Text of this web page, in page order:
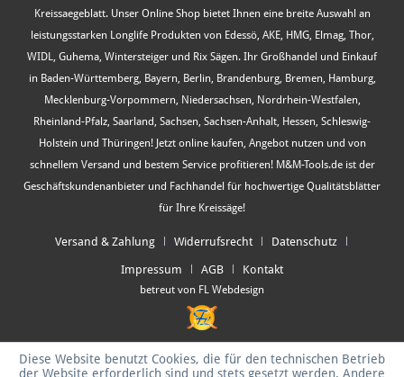
Kreissaegeblatt. Unser Online Shop bietet Ihnen eine breite Auswahl an
leistungsstarken Longlife Produkten von Edessö, AKE, HMG, Elmag, Thor,
WIDL, Guhema, Wintersteiger und Rix Sägen. Ihr Großhandel und Einkauf
in Baden-Württemberg, Bayern, Berlin, Brandenburg, Bremen, Hamburg,
Mecklenburg-Vorpommern, Niedersachsen, Nordrhein-Westfalen,
Rheinland-Pfalz, Saarland, Sachsen, Sachsen-Anhalt, Hessen, Schleswig-
Holstein und Thüringen! Jetzt online kaufen, Angebot nutzen und von
schnellem Versand und bestem Service profitieren! M&M-Tools.de ist der
Geschäftskundenanbieter und Fachhandel für hochwertige Qualitätsblätter
für Ihre Kreissäge!
Versand & Zahlung Widerrufsrecht Datenschutz
Impressum AGB Kontakt
betreut von FL Webdesign
Diese Website benutzt Cookies, die für den technischen Betrieb
der Website erforderlich sind und stets gesetzt werden. Andere